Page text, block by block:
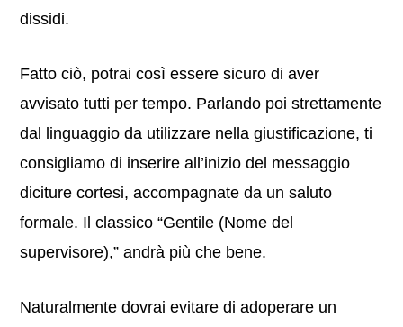
dissidi.
Fatto ciò, potrai così essere sicuro di aver
avvisato tutti per tempo. Parlando poi strettamente
dal linguaggio da utilizzare nella giustificazione, ti
consigliamo di inserire all’inizio del messaggio
diciture cortesi, accompagnate da un saluto
formale. Il classico “Gentile (Nome del
supervisore),” andrà più che bene.
Naturalmente dovrai evitare di adoperare un